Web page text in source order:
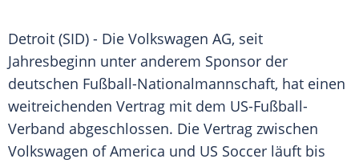
Detroit (SID) - Die Volkswagen AG, seit
Jahresbeginn unter anderem Sponsor der
deutschen Fußball-Nationalmannschaft, hat einen
weitreichenden Vertrag mit dem US-Fußball-
Verband abgeschlossen. Die Vertrag zwischen
Volkswagen of America und US Soccer läuft bis